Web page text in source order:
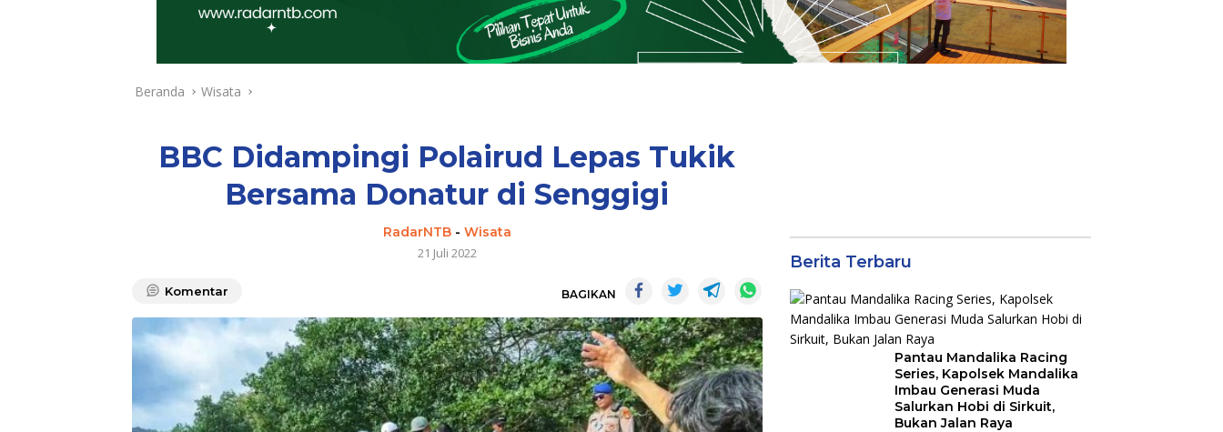
Beranda Wisata
BBC Didampingi Polairud Lepas Tukik
Bersama Donatur di Senggigi
RadarNTB- Wisata
21 Juli 2022
Komentar BAGIKAN
Berita Terbaru
Pantau Mandalika Racing
Series, Kapolsek Mandalika
Imbau Generasi Muda
Salurkan Hobi di Sirkuit,
Bukan Jalan Raya